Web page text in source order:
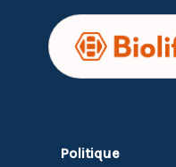
Politique